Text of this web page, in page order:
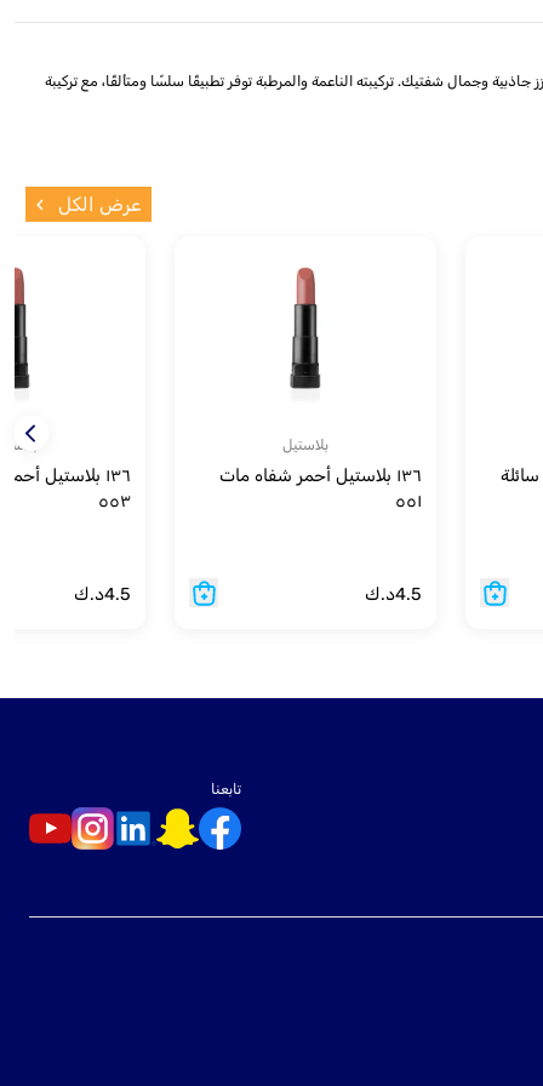
بلاستيل رقم 136 (مات 571). يأتي هذا الأحمر بلونه الجميل والمات الذي يعزز جاذبية وجمال شفتيك. تركيبته الناعمة والمرطبة توفر تطبيقًا سلسًا ومتألقًا، مع تركيبة
عرض الكل
سائلة
بلاستيل
١٣٦ بلاستيل أحمر شفاه مات
٥٥١
4.5د.ك
١٣٦ بلاستيل
٥٥٣
4.5د.ك
تابعنا